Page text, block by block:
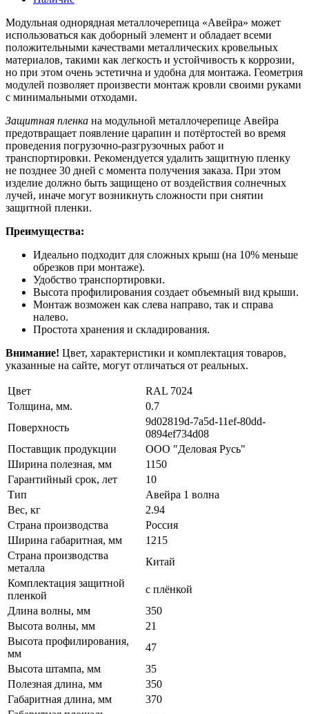
Модульная однорядная металлочерепица «Авейра» может
использоваться как доборный элемент и обладает всеми
положительными качествами металлических кровельных
материалов, такими как легкость и устойчивость к коррозии,
но при этом очень эстетична и удобна для монтажа. Геометрия
модулей позволяет произвести монтаж кровли своими руками
с минимальными отходами.
Защитная пленка на модульной металлочерепице Авейра
предотвращает появление царапин и потёртостей во время
проведения погрузочно-разгрузочных работ и
транспортировки. Рекомендуется удалить защитную пленку
не позднее 30 дней с момента получения заказа. При этом
изделие должно быть защищено от воздействия солнечных
лучей, иначе могут возникнуть сложности при снятии
защитной пленки.
Преимущества:
Идеально подходит для сложных крыш (на 10% меньше
обрезков при монтаже).
Удобство транспортировки.
Высота профилирования создает объемный вид крыши.
Монтаж возможен как слева направо, так и справа
налево.
Простота хранения и складирования.
Внимание! Цвет, характеристики и комплектация товаров,
указанные на сайте, могут отличаться от реальных.
Цвет
RAL 7024
Толщина, мм.
0.7
Поверхность
9d02819d-7a5d-11ef-80dd-
0894ef734d08
Поставщик продукции
ООО "Деловая Русь"
Ширина полезная, мм
1150
Гарантийный срок, лет
10
Тип
Авейра 1 волна
Вес, кг
2.94
Страна производства
Россия
Ширина габаритная, мм
1215
Страна производства
металла
Китай
Комплектация защитной
пленкой
с плёнкой
Длина волны, мм
350
Высота волны, мм
21
Высота профилирования,
мм
47
Высота штампа, мм
35
Полезная длина, мм
350
Габаритная длина, мм
370